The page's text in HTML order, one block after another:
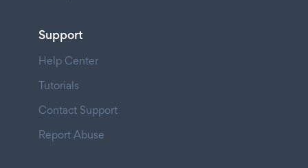
Support
Help Center
Tutorials
Contact Support
Report Abuse